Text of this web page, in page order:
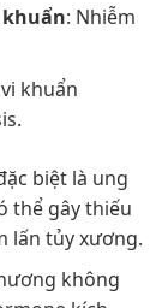
: Nhiễm
khuẩn
biệt là ung
thể gây thiếu
lấn tủy xương.
không